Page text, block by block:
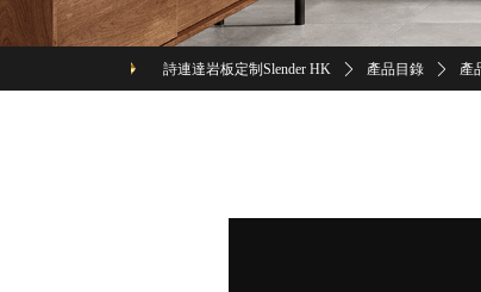
詩連達岩板定制Slender HK ꄲ 產品目錄 ꄲ 產